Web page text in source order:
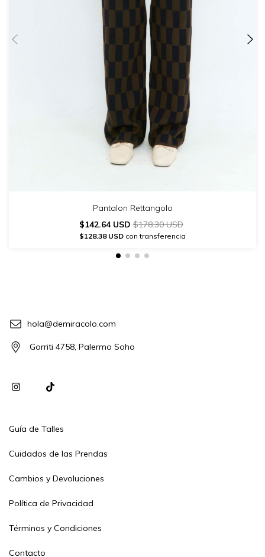
Pantalon Rettangolo
$142.64 USD$178.30 USD
$128.38 USD con transferencia
hola@demiracolo.com
Gorriti 4758, Palermo Soho
Guía de Talles
Cuidados de las Prendas
Cambios y Devoluciones
Política de Privacidad
Términos y Condiciones
Contacto